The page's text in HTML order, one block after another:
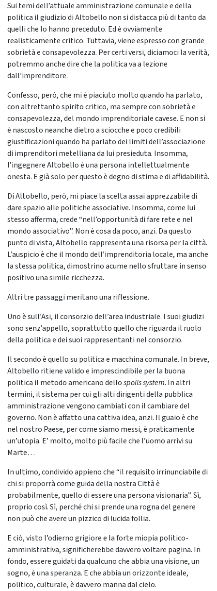
Sui temi dell’attuale amministrazione comunale e della
politica il giudizio di Altobello non si distacca più di tanto da
quelli che lo hanno preceduto. Ed è ovviamente
realisticamente critico. Tuttavia, viene espresso con grande
sobrietà e consapevolezza. Per certi versi, diciamoci la verità,
potremmo anche dire che la politica va a lezione
dall’imprenditore.
Confesso, però, che mi è piaciuto molto quando ha parlato,
con altrettanto spirito critico, ma sempre con sobrietà e
consapevolezza, del mondo imprenditoriale cavese. E non si
è nascosto neanche dietro a sciocche e poco credibili
giustificazioni quando ha parlato dei limiti dell’associazione
di imprenditori metelliana da lui presieduta. Insomma,
l’ingegnere Altobello è una persona intellettualmente
onesta. E già solo per questo è degno di stima e di affidabilità.
Di Altobello, però, mi piace la scelta assai apprezzabile di
dare spazio alle politiche associative. Insomma, come lui
stesso afferma, crede “nell’opportunità di fare rete e nel
mondo associativo”. Non è cosa da poco, anzi. Da questo
punto di vista, Altobello rappresenta una risorsa per la città.
L’auspicio è che il mondo dell’imprenditoria locale, ma anche
la stessa politica, dimostrino acume nello sfruttare in senso
positivo una simile ricchezza.
Altri tre passaggi meritano una riflessione.
Uno è sull’Asi, il consorzio dell’area industriale. I suoi giudizi
sono senz’appello, soprattutto quello che riguarda il ruolo
della politica e dei suoi rappresentanti nel consorzio.
Il secondo è quello su politica e macchina comunale. In breve,
Altobello ritiene valido e imprescindibile per la buona
politica il metodo americano dellospoils system. In altri
termini, il sistema per cui gli alti dirigenti della pubblica
amministrazione vengono cambiati con il cambiare del
governo. Non è affatto una cattiva idea, anzi. Il guaio è che
nel nostro Paese, per come siamo messi, è praticamente
un’utopia. E’ molto, molto più facile che l’uomo arrivi su
Marte…
In ultimo, condivido appieno che “il requisito irrinunciabile di
chi si proporrà come guida della nostra Città è
probabilmente, quello di essere una persona visionaria”. Sì,
proprio così. Sì, perché chi si prende una rogna del genere
non può che avere un pizzico di lucida follia.
E ciò, visto l’odierno grigiore e la forte miopia politico-
amministrativa, significherebbe davvero voltare pagina. In
fondo, essere guidati da qualcuno che abbia una visione, un
sogno, è una speranza. E che abbia un orizzonte ideale,
politico, culturale, è davvero manna dal cielo.